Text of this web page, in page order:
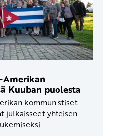
Amerikan
Kuuban puolesta
kommunistiset
julkaisseet yhteisen